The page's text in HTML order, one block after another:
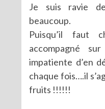
Je suis ravie
beaucoup.
Puisqu’il faut
accompagné
impatiente d’en
chaque fois….il
fruits !!!!!!